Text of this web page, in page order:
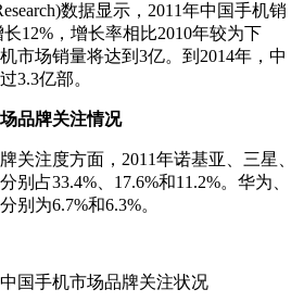
数据显示，2011年中国手机销
12%，增长率相比2010年较为下
市场销量将达到3亿。到2014年，中
3.3亿部。
品牌关注情况
注度方面，2011年诺基亚、三星、
别占33.4%、17.6%和11.2%。华为、
别为6.7%和6.3%。
手机市场品牌关注状况